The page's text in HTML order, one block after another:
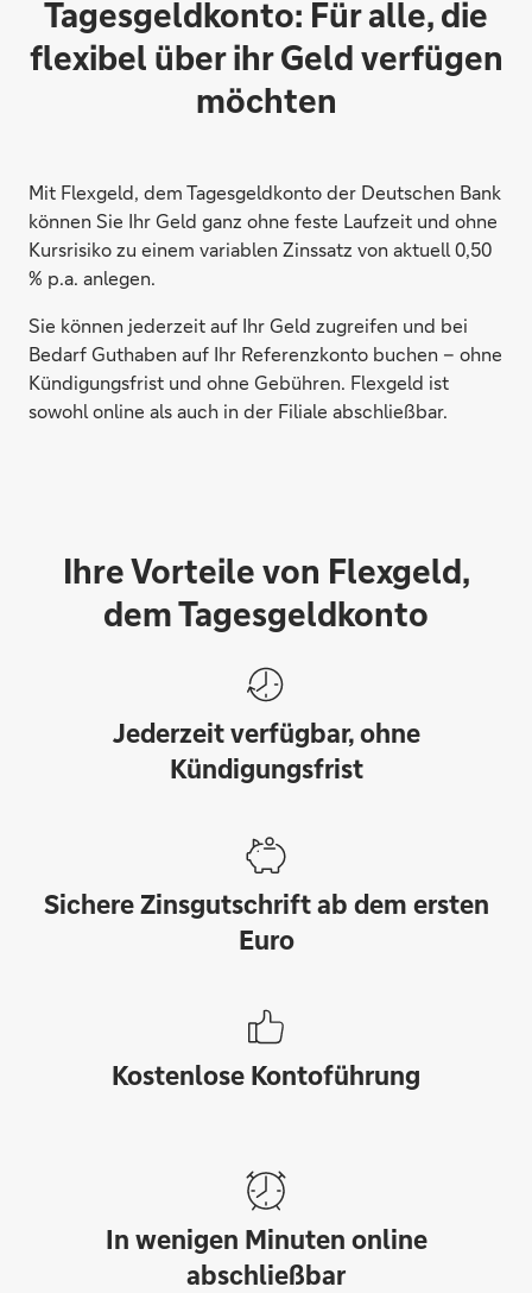
Tagesgeldkonto: Für alle, die
flexibel über ihr Geld verfügen
möchten
Mit Flexgeld, dem Tagesgeldkonto der Deutschen Bank
können Sie Ihr Geld ganz ohne feste Laufzeit und ohne
Kursrisiko zu einem variablen Zinssatz von aktuell 0,50
% p.a. anlegen.
Sie können jederzeit auf Ihr Geld zugreifen und bei
Bedarf Guthaben auf Ihr Referenzkonto buchen – ohne
Kündigungsfrist und ohne Gebühren. Flexgeld ist
sowohl online als auch in der Filiale abschließbar.
Ihre Vorteile von Flexgeld,
dem Tagesgeldkonto
Jederzeit verfügbar, ohne
Kündigungsfrist
Sichere Zinsgutschrift ab dem ersten
Euro
Kostenlose Kontoführung
In wenigen Minuten online
abschließbar